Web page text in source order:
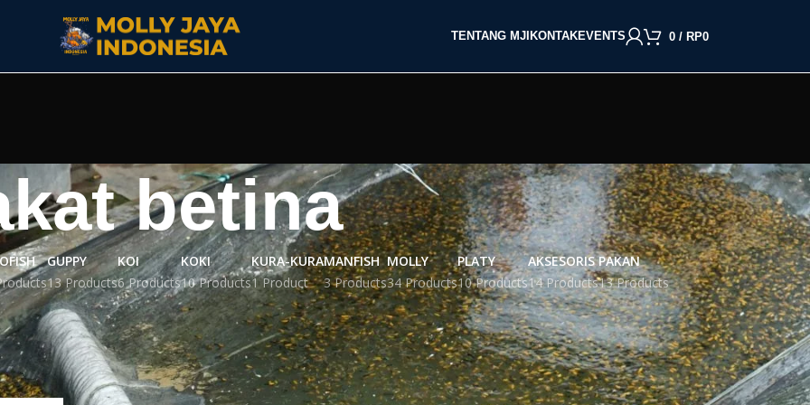
TENTANG MJI KONTAKEVENTS 0 / RP0
betina
GUPPY
13 Products
KOI
6 Products
KOKI
10 Products
KURA-KURA
1 Product
MANFISH
3 Products
MOLLY
34 Products
PLATY
10 Products
AKSESORIS
14 Products
PAKAN
13 Products
tag “cupang plakat betina” Tampilkan All